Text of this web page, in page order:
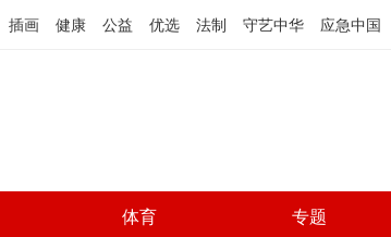
插画 健康 公益 优选 法制 守艺中华 应急中国
体育 专题